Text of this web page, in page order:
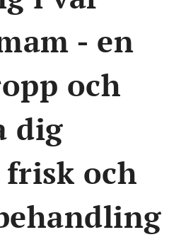
- en
och
dig
och